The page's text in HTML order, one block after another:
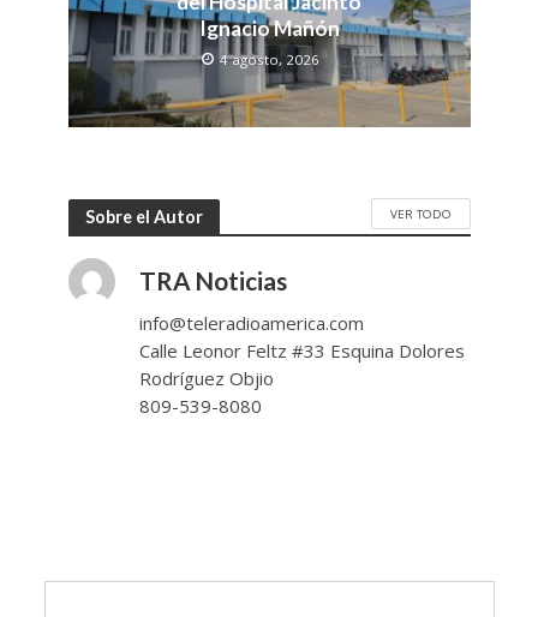
Ignacio Mañón
4 agosto, 2026
Sobre el Autor VER TODO
TRA Noticias
info@teleradioamerica.com
Calle Leonor Feltz #33 Esquina Dolores
Rodríguez Objio
809-539-8080